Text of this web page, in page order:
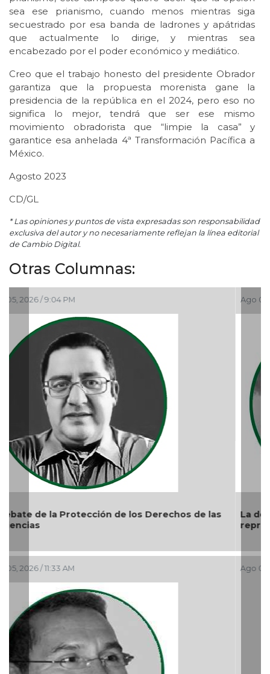
sea ese prianismo, cuando menos mientras siga
secuestrado por esa banda de ladrones y apátridas
que actualmente lo dirige, y mientras sea
encabezado por el poder económico y mediático.
Creo que el trabajo honesto del presidente Obrador
garantiza que la propuesta morenista gane la
presidencia de la república en el 2024, pero eso no
significa lo mejor, tendrá que ser ese mismo
movimiento obradorista que “limpie la casa” y
garantice esa anhelada 4ª Transformación Pacífica a
México.
Agosto 2023
CD/GL
* Las opiniones y puntos de vista expresadas son responsabilidad
exclusiva del autor y no necesariamente reflejan la línea editorial
de Cambio Digital.
Otras Columnas:
Ago 05, 2026 / 9:15 AM
La devoción protege la doctrina y nos lleva a no
reprimir el amor a Dios
Ago 04, 2026 / 9:32 AM